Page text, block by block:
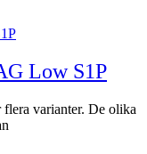
Low S1P
varianter. De olika